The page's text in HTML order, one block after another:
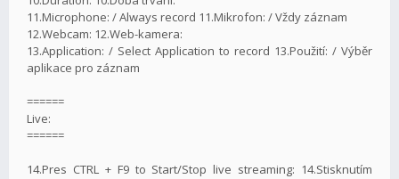
11.Microphone: / Always record 11.Mikrofon: / Vždy záznam
12.Webcam: 12.Web-kamera:
13.Application: / Select Application to record 13.Použití: / Výběr
aplikace pro záznam
======
Live:
======
14.Pres CTRL + F9 to Start/Stop live streaming: 14.Stisknutím